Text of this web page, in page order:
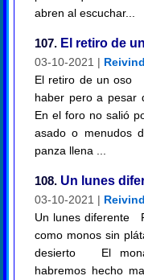
abren al escuchar...
107. El retiro de
03-10-2021 |
El retiro de un oso
haber pero a pesar
En el foro no salió
asado o menudos
panza llena ...
108. Un lunes
03-10-2021 |
Un lunes diferente
como monos sin
desierto El
habremos hecho